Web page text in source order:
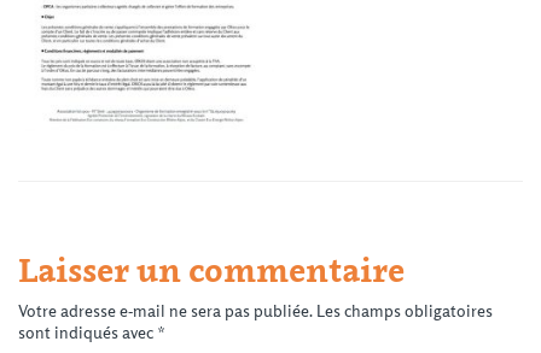
Laisser un commentaire
Votre adresse e-mail ne sera pas publiée. Les champs obligatoires
sont indiqués avec *